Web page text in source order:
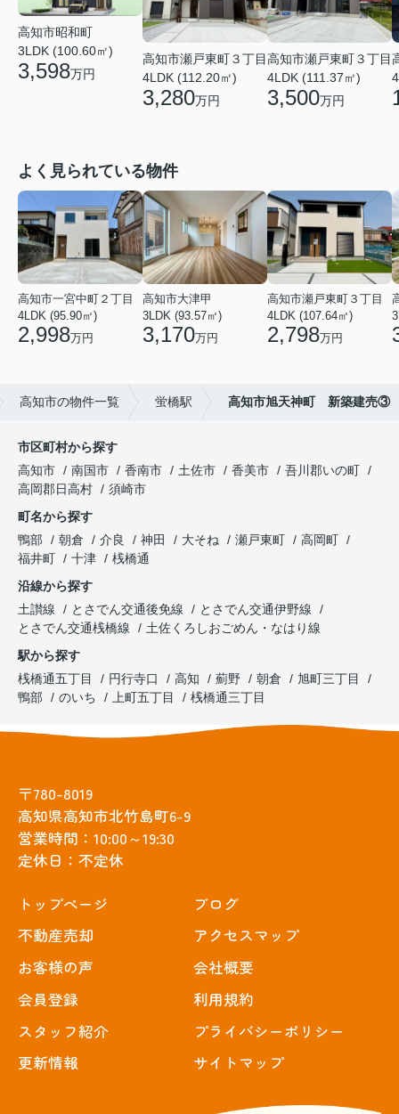
高知市昭和町
3LDK (100.60㎡)
3,598万円
高知市瀬戸東町３丁目
4LDK (112.20㎡)
3,280万円
高知市瀬戸東町３丁目
4LDK (111.37㎡)
3,500万円
よく見られている物件
高知市一宮中町２丁目
4LDK (95.90㎡)
2,998万円
高知市大津甲
3LDK (93.57㎡)
3,170万円
高知市瀬戸東町３丁目
4LDK (107.64㎡)
2,798万円
高知市の物件一覧 蛍橋駅 高知市旭天神町 新築建売③
市区町村から探す
高知市
南国市 香南市 土佐市 香美市
吾川郡いの町
高岡郡日高村
須崎市
町名から探す
鴨部
朝倉 介良 神田 大そね 瀬戸東町
高岡町
福井町
十津
桟橋通
沿線から探す
土讃線
とさでん交通後免線
とさでん交通伊野線
とさでん交通桟橋線
土佐くろしおごめん・なはり線
駅から探す
桟橋通五丁目
円行寺口 高知 薊野 朝倉
旭町三丁目
鴨部
のいち 上町五丁目 桟橋通三丁目
〒780-8019
高知県高知市北竹島町6-9
営業時間：10:00～19:30
定休日：不定休
トップぺージ
不動産売却
お客様の声
会員登録
スタッフ紹介
更新情報
ブログ
アクセスマップ
会社概要
利用規約
プライバシーポリシー
サイトマップ